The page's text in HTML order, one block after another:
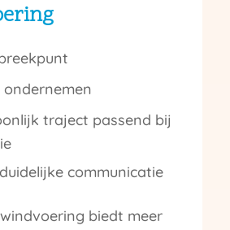
ondernemen
traject passend bij
communicatie
biedt meer